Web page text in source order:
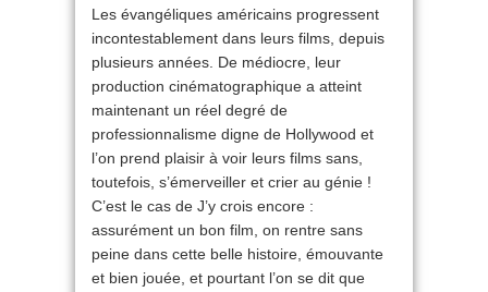
Les évangéliques américains progressent
incontestablement dans leurs films, depuis
plusieurs années. De médiocre, leur
production cinématographique a atteint
maintenant un réel degré de
professionnalisme digne de Hollywood et
l’on prend plaisir à voir leurs films sans,
toutefois, s’émerveiller et crier au génie !
C’est le cas de J’y crois encore :
assurément un bon film, on rentre sans
peine dans cette belle histoire, émouvante
et bien jouée, et pourtant l’on se dit que